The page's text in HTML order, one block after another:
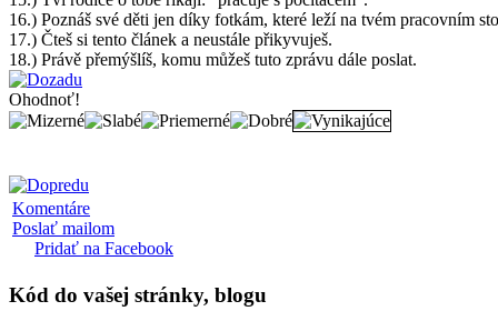
16.) Poznáš své děti jen díky fotkám, které leží na tvém pracovním
17.) Čteš si tento článek a neustále přikyvuješ.
18.) Právě přemýšlíš, komu můžeš tuto zprávu dále poslat.
Ohodnoť!
Komentáre
Poslať mailom
Pridať na Facebook
Kód do vašej stránky, blogu